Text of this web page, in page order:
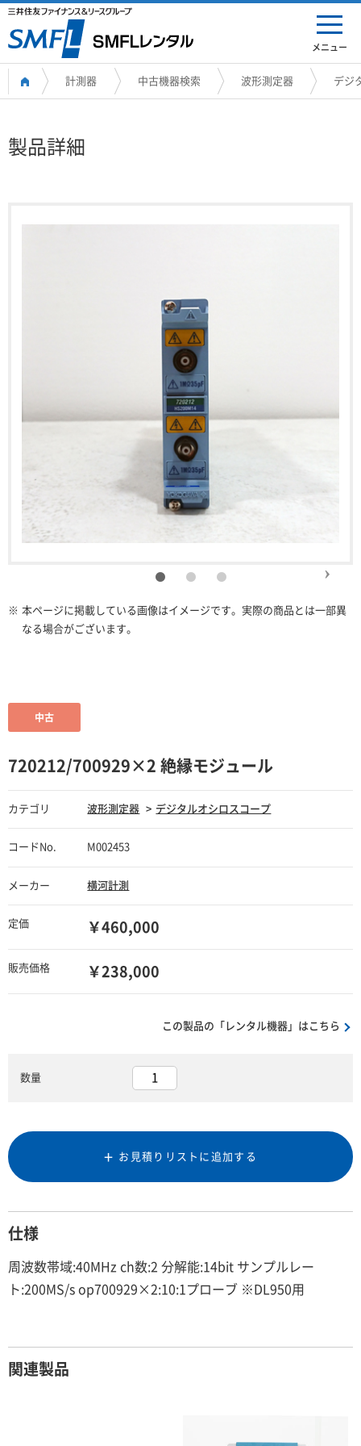
メニュー
計測器 中古機器検索 波形測定器 デジ
製品詳細
※ 本ページに掲載している画像はイメージです。実際の商品とは一部異
なる場合がございます。
720212/700929×2 絶縁モジュール
カテゴリ 波形測定器 デジタルオシロスコープ
コードNo. M002453
メーカー 横河計測
定価 ￥460,000
販売価格 ￥238,000
この製品の「レンタル機器」はこちら
数量
お見積りリストに追加する
仕様
周波数帯域:40MHz ch数:2 分解能:14bit サンプルレー
ト:200MS/s op700929×2:10:1プローブ ※DL950用
関連製品